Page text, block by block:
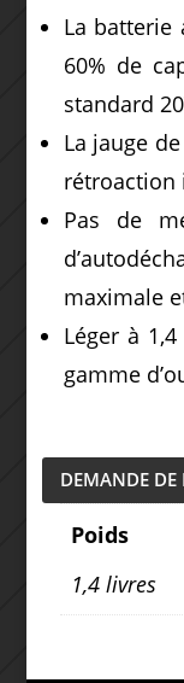
La batterie
60% de
standard
La jauge
rétroaction
Pas de
maximale
Léger à
gamme
DEMANDE DE
Poids
1,4 livres